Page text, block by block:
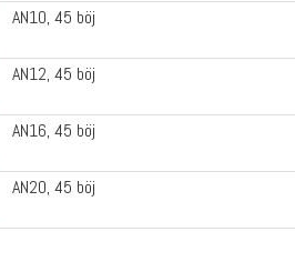
AN10, 45 böj
AN12, 45 böj
AN16, 45 böj
AN20, 45 böj